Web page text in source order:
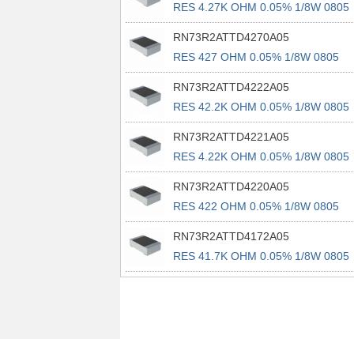
RES 4.27K OHM 0.05% 1/8W 0805
RN73R2ATTD4270A05
RES 427 OHM 0.05% 1/8W 0805
RN73R2ATTD4222A05
RES 42.2K OHM 0.05% 1/8W 0805
RN73R2ATTD4221A05
RES 4.22K OHM 0.05% 1/8W 0805
RN73R2ATTD4220A05
RES 422 OHM 0.05% 1/8W 0805
RN73R2ATTD4172A05
RES 41.7K OHM 0.05% 1/8W 0805